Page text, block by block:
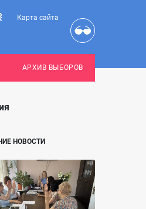
Карта сайта
АРХИВ ВЫБОРОВ
НОВОСТИ